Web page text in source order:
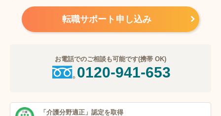
転職サポート申し込み
お電話でのご相談も可能です(携帯 OK)
0120-941-653
「介護分野適正」 認定を取得